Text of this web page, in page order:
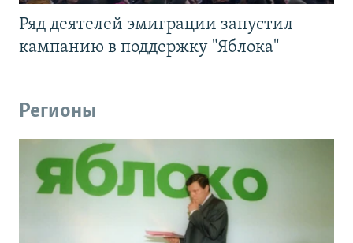
Ряд деятелей эмиграции запустил
кампанию в поддержку "Яблока"
Регионы